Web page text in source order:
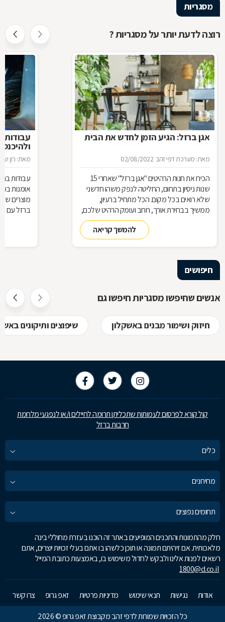
מסגריות
רוצה לדעת יותר על מסגריות ?
אגן ברזל: הגיע הזמן לחדש את הבית
מאת: מערכת דפי זהב 02/08/2022
הכירו את חנות הרהיטים ''אגן ברזל'' שאחרי 15
שנות ניסיון בתחום, החליטה לנפק משהו חדשני
שלא רואים בכל מקום. הכל מתחיל ברעיון,
ממשיך בבחירת אורך, רוחב ועומק הרהיט שלכם,
ממשיך בייצור מקורי ממיטב חומרי הגלם ומסתיים
ביצירת הפתרון המרשים והמעשי ביותר עבורכם
להמשך קריאה
עבודות
מאת: רון
עבודות
אומנות
מוצרים
ברזל עם
חיפושים
אנשים שחיפשו מסגריות חיפשו גם
חיזוק ושימור מבנים באשקלון שיפוצים ותיקונים
קול קורא לפרסום לעמותות שתכליתן תרומה לחיילים ו/או לנפגעי מלחמת
חרבות ברזל
כלים
מחירונים
תחומים נפוצים
חלק מהתמונות והתכנים המופיעים באתר זה הוכנו בעזרת מחוללי בינה
מלאכותית. אם זיהיתם תמונה או תוכן כלשהו בו אתם בעלי זכויות יוצרים, אתם
רשאים לפנות אלינו ולבקש לחדול משימוש בו, באמצעות כתובת המייל
1800@d.co.il
אודות נגישות תנאי שימוש מדיניות פרטיות זאפ גרופ
צרו קשר
כל הזכויות שמורות לדפי זהב מקבוצת זאפ גרופ © 2026